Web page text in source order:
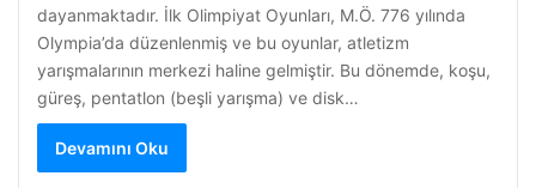
dayanmaktadır. İlk Olimpiyat Oyunları, M.Ö. 776 yılında
Olympia’da düzenlenmiş ve bu oyunlar, atletizm
yarışmalarının merkezi haline gelmiştir. Bu dönemde, koşu,
güreş, pentatlon (beşli yarışma) ve disk…
Devamını Oku